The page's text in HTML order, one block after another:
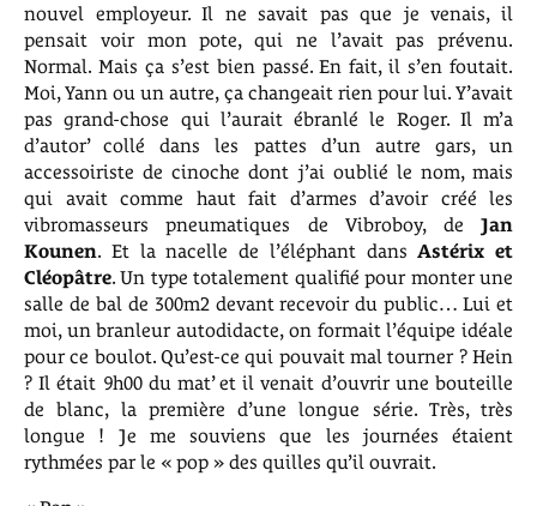
nouvel employeur. Il ne savait pas que je venais, il
pensait voir mon pote, qui ne l’avait pas prévenu.
Normal. Mais ça s’est bien passé. En fait, il s’en foutait.
Moi, Yann ou un autre, ça changeait rien pour lui. Y’avait
pas grand-chose qui l’aurait ébranlé le Roger. Il m’a
d’autor’ collé dans les pattes d’un autre gars, un
accessoiriste de cinoche dont j’ai oublié le nom, mais
qui avait comme haut fait d’armes d’avoir créé les
vibromasseurs pneumatiques de Vibroboy, de Jan
Kounen. Et la nacelle de l’éléphant dans Astérix et
Cléopâtre. Un type totalement qualifié pour monter une
salle de bal de 300m2 devant recevoir du public… Lui et
moi, un branleur autodidacte, on formait l’équipe idéale
pour ce boulot. Qu’est-ce qui pouvait mal tourner ? Hein
? Il était 9h00 du mat’ et il venait d’ouvrir une bouteille
de blanc, la première d’une longue série. Très, très
longue ! Je me souviens que les journées étaient
rythmées par le « pop » des quilles qu’il ouvrait.